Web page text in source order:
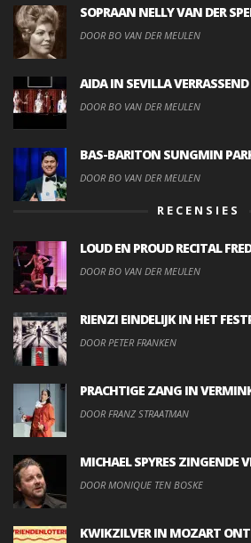
SOPRAAN NELLY VAN DER
DOOR BO VAN DER MEULEN
AIDA IN SEVILLA
DOOR BO VAN DER MEULEN
BAS-BARITON SUNGMIN
DOOR BO VAN DER MEULEN
RECENSIES
LOUD EN PROUD RECITAL
DOOR BO VAN DER MEULEN
RIENZI EINDELIJK IN HET
DOOR PETER FRANKEN
PRACHTIGE ZANG IN
DOOR FRANZ STRAATMAN
MICHAEL SPYRES ZINGENDE
DOOR MONIQUE TEN BOSKE
KWIKZILVER IN MOZART